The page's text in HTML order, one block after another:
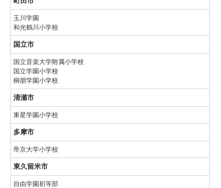
玉川学園
和光鶴川小学校
国立市
国立音楽大学附属小学校
国立学園小学校
桐朋学園小学校
清瀬市
東星学園小学校
多摩市
帝京大学小学校
東久留米市
自由学園初等部